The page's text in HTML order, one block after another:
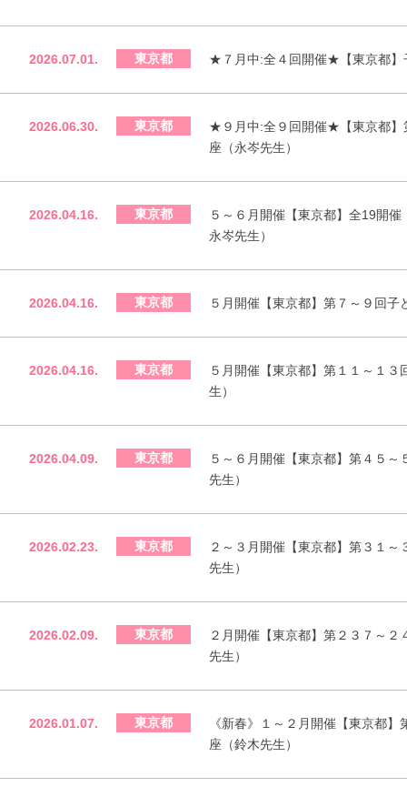
2026.07.01. 東京都 ★７月中:全４回開催★【東京都】
2026.06.30. 東京都
★９月中:全９回開催★【東京都】
座（永岑先生）
2026.04.16. 東京都
５～６月開催【東京都】全19開
永岑先生）
2026.04.16. 東京都 ５月開催【東京都】第７～９回
2026.04.16. 東京都
５月開催【東京都】第１１～１
生）
2026.04.09. 東京都
５～６月開催【東京都】第４５
先生）
2026.02.23. 東京都
２～３月開催【東京都】第３１
先生）
2026.02.09. 東京都
２月開催【東京都】第２３７～
先生）
2026.01.07. 東京都
《新春》１～２月開催【東京都
座（鈴木先生）